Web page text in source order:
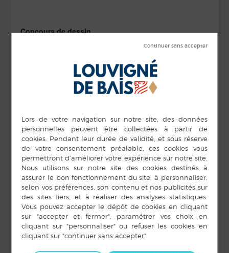
Concours de dessin
Visualiser l’affiche du concours de dessin
Télécharger le règlement du concours de dessin
Concours de pulls moches